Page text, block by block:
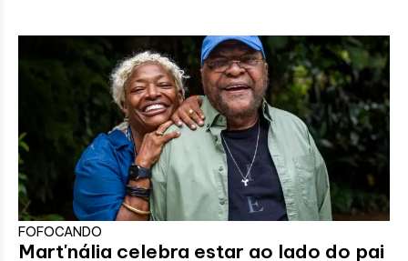
FOFOCANDO
Mart'nália celebra estar ao lado do pai